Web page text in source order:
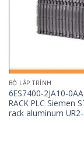
BỘ LẬP TRÌNH
6ES7400-2JA10-
RACK PLC Siemen
rack aluminum